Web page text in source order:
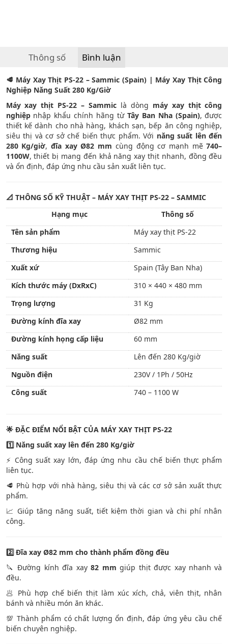
Thông số Bình luận
🥩 Máy Xay Thịt PS-22 – Sammic (Spain) | Máy Xay Thịt Công
Nghiệp Năng Suất 280 Kg/Giờ
Máy xay thịt PS-22 – Sammic là dòng máy xay thịt công
nghiệpnhập khẩu chính hãng từ Tây Ban Nha (Spain), được
thiết kế dành cho nhà hàng, khách sạn, bếp ăn công nghiệp,
siêu thị và cơ sở chế biến thực phẩm. Với năng suất lên đến
280 Kg/giờ, đĩa xay Ø82 mm cùng động cơ mạnh mẽ740–
1100W, thiết bị mang đến khả năng xay thịt nhanh, đồng đều
và ổn định, đáp ứng nhu cầu sản xuất liên tục.
📐 THÔNG SỐ KỸ THUẬT – MÁY XAY THỊT PS-22 – SAMMIC
Hạng mục
Thông số
Tên sản phẩm
Máy xay thịt PS-22
Thương hiệu
Sammic
Xuất xứ
Spain (Tây Ban Nha)
Kích thước máy (DxRxC)
310 × 440 × 480 mm
Trọng lượng
31 Kg
Đường kính đĩa xay
Ø82 mm
Đường kính họng cấp liệu
60 mm
Năng suất
Lên đến 280 Kg/giờ
Nguồn điện
230V / 1Ph / 50Hz
Công suất
740 – 1100 W
🌟ĐẶC ĐIỂM NỔI BẬT CỦA MÁY XAY THỊT PS-22
1️Năng suất xay lên đến 280 Kg/giờ
⚡ Công suất xay lớn, đáp ứng nhu cầu chế biến thực phẩm
liên tục.
🥩 Phù hợp với nhà hàng, siêu thị và các cơ sở sản xuất thực
phẩm.
📈 Giúp tăng năng suất, tiết kiệm thời gian và chi phí nhân
công.
2️Đĩa xay Ø82 mm cho thành phẩm đồng đều
🔪 Đường kính đĩa xay82 mm giúp thịt được xay nhanh và
đều.
🥟 Phù hợp chế biến thịt làm xúc xích, chả, viên thịt, nhân
bánh và nhiều món ăn khác.
💯 Thành phẩm có chất lượng ổn định, đáp ứng yêu cầu chế
biến chuyên nghiệp.